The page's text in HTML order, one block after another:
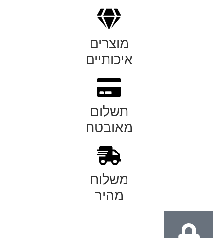
מוצרים
איכותיים
תשלום
מאובטח
משלוח
מהיר